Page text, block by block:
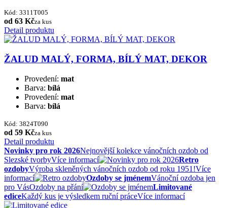
Kód: 3311T005
od 63 Kčza kus
Detail produktu
ŽALUD MALÝ, FORMA, BÍLÝ MAT, DEKOR
Provedení: mat
Barva: bílá
Provedení: mat
Barva: bílá
Kód: 3824T090
od 59 Kčza kus
Detail produktu
Novinky pro rok 2026Nejnovější kolekce vánočních ozdob od
Slezské tvorbyVíce informací
Retro
ozdobyVýroba skleněných vánočních ozdob od roku 1951!Více
informací
Ozdoby se jménemVánoční ozdoba jen
pro VásOzdoby na přání
Limitované
ediceKaždý kus je výsledkem ruční práceVíce informací